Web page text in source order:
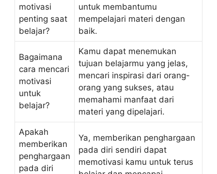
motivasi
penting saat
belajar?
untuk membantumu
mempelajari materi dengan
baik.
Bagaimana
cara mencari
motivasi
untuk
belajar?
Kamu dapat menemukan
tujuan belajarmu yang jelas,
mencari inspirasi dari orang-
orang yang sukses, atau
memahami manfaat dari
materi yang dipelajari.
Apakah
memberikan
penghargaan
pada diri
Ya, memberikan penghargaan
pada diri sendiri dapat
memotivasi kamu untuk terus